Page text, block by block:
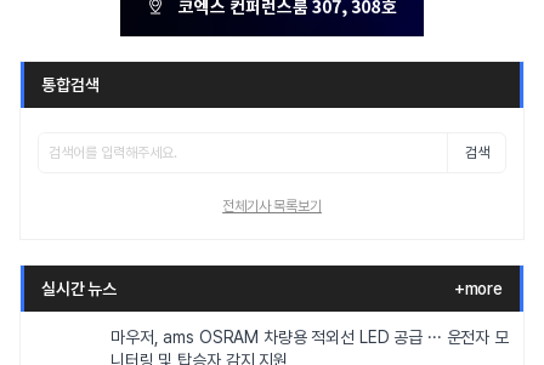
통합검색
검색
전체기사 목록보기
실시간 뉴스 +more
마우저, ams OSRAM 차량용 적외선 LED 공급 ··· 운전자 모
니터링 및 탑승자 감지 지원